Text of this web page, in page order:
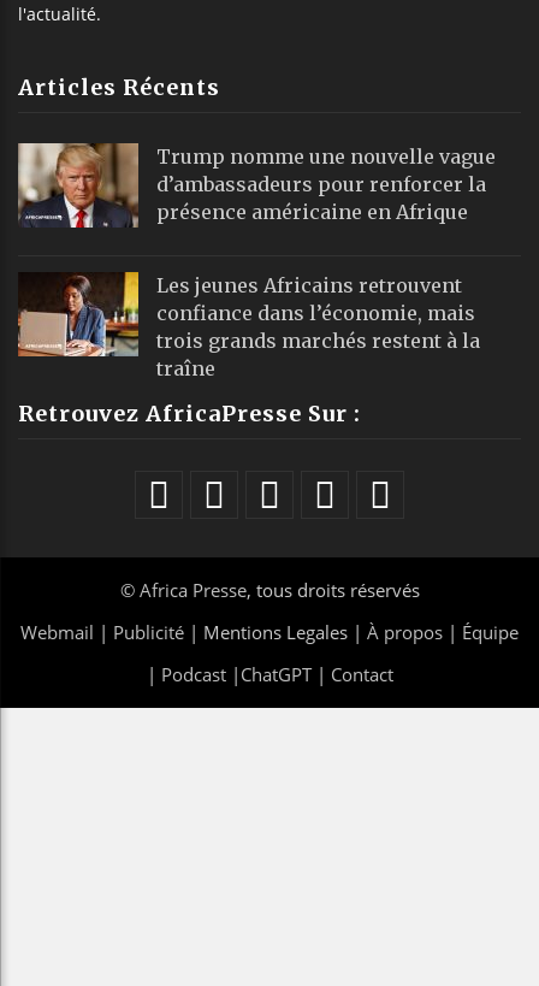
l'actualité.
Articles Récents
Trump nomme une nouvelle vague
d’ambassadeurs pour renforcer la
présence américaine en Afrique
Les jeunes Africains retrouvent
confiance dans l’économie, mais
trois grands marchés restent à la
traîne
Retrouvez AfricaPresse Sur :
© Africa Presse, tous droits réservés
Webmail | Publicité | Mentions Legales | À propos | Équipe
| Podcast| ChatGPT| Contact